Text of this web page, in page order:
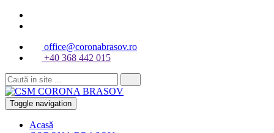
office@coronabrasov.ro
+40 368 442 015
Toggle navigation
Acasă